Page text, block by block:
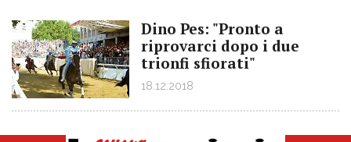
Dino Pes: "Pronto a
riprovarci dopo i due
trionfi sfiorati"
18.12.2018